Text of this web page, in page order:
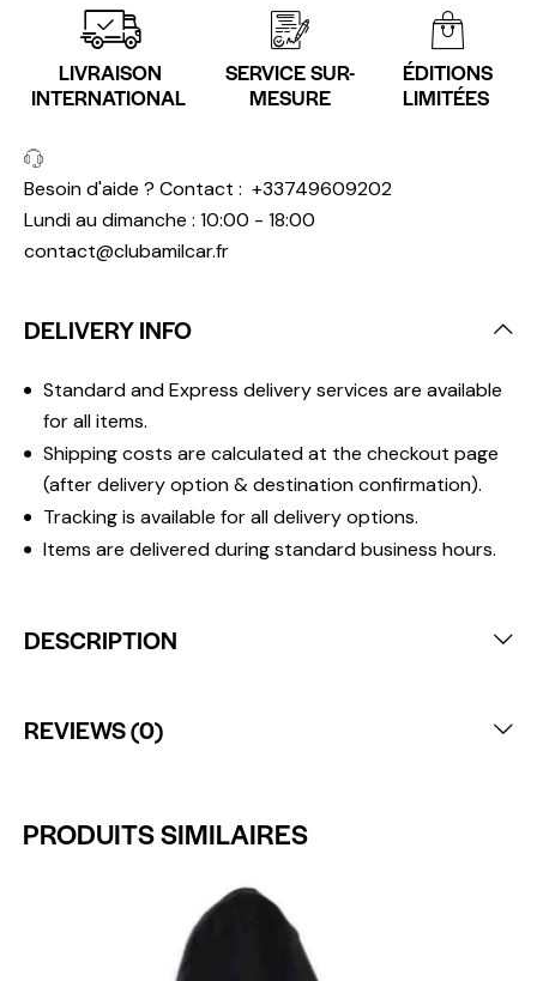
LIVRAISON
INTERNATIONAL
SERVICE SUR-
MESURE
ÉDITIONS
LIMITÉES
Besoin d'aide ? Contact : +33749609202
Lundi au dimanche : 10:00 - 18:00
contact@clubamilcar.fr
DELIVERY INFO
Standard and Express delivery services are available
for all items.
Shipping costs are calculated at the checkout page
(after delivery option & destination confirmation).
Tracking is available for all delivery options.
Items are delivered during standard business hours.
DESCRIPTION
REVIEWS (0)
PRODUITS SIMILAIRES